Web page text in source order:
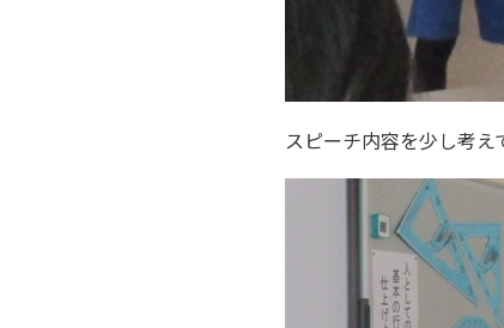
スピーチ内容を少し考え